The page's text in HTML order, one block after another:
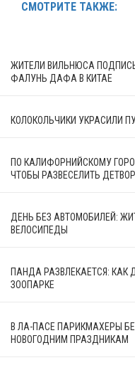
СМОТРИТЕ ТАКЖЕ:
ЖИТЕЛИ ВИЛЬНЮСА
ФАЛУНЬ ДАФА В КИТАЕ
КОЛОКОЛЬЧИКИ УКРАСИЛИ
ПО КАЛИФОРНИЙСКОМУ
ЧТОБЫ РАЗВЕСЕЛИТЬ
ДЕНЬ БЕЗ АВТОМОБИЛЕЙ:
ВЕЛОСИПЕДЫ
ПАНДА РАЗВЛЕКАЕТСЯ: КАК
ЗООПАРКЕ
В ЛА-ПАСЕ ПАРИКМАХЕРЫ
НОВОГОДНИМ ПРАЗДНИКАМ